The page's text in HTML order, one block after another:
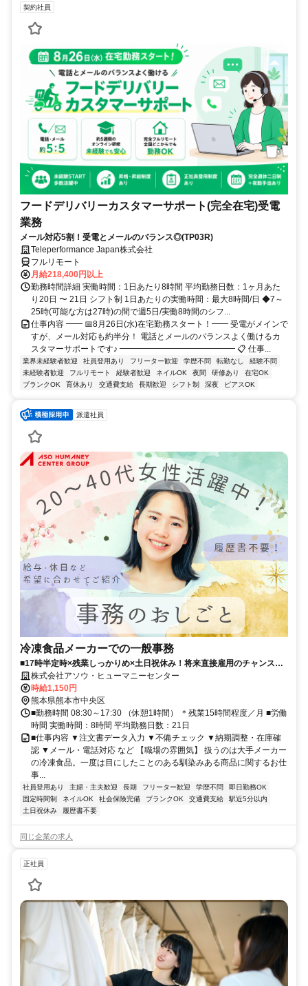
契約社員
フードデリバリーカスタマーサポート(完全在宅)受電
業務
メール対応5割！受電とメールのバランス◎(TP03R)
Teleperformance Japan株式会社
フルリモート
月給218,400円以上
勤務時間詳細 実働時間：1日あたり8時間 平均勤務日数：1ヶ月あた
り20日 〜 21日 シフト制 1日あたりの実働時間：最大8時間/日 ◆7～
25時(可能な方は27時)の間で週5日/実働8時間のシフ...
仕事内容 ━━ 📅8月26日(水)在宅勤務スタート！━━ 受電がメインで
すが、メール対応も約半分！ 電話とメールのバランスよく働けるカ
スタマーサポートです♪ ━━━━━━━━━━━━━━ 📋 仕事...
業界未経験者歓迎 社員登用あり フリーター歓迎 学歴不問 転勤なし
経験不問
未経験者歓迎
フルリモート 経験者歓迎 ネイルOK 夜間 研修あり
在宅OK
ブランクOK
育休あり 交通費支給 長期歓迎 シフト制 深夜 ピアスOK
派遣社員
冷凍食品メーカーでの一般事務
■17時半定時×残業しっかりめ×土日祝休み！将来直接雇用のチャンスあ
り◎大手冷凍食品メーカーで事務サポート■辛島町電停より徒歩5分。う
れしいネイルOKでオシャレも楽しめる♪■身近な食品に関する業務なの
で馴染みやすく、興味を持って取り組めます！少人数チーム×複数名募
集でサポート体制もバツグン◎
株式会社アソウ・ヒューマニーセンター
時給1,150円
熊本県熊本市中央区
■勤務時間 08:30～17:30 （休憩1時間） ＊残業15時間程度／月 ■労働
時間 実働時間：8時間 平均勤務日数：21日
■仕事内容 ▼注文書データ入力 ▼不備チェック ▼納期調整・在庫確
認 ▼メール・電話対応 など 【職場の雰囲気】 扱うのは大手メーカー
の冷凍食品。一度は目にしたことのある馴染みある商品に関するお仕
事...
社員登用あり 主婦・主夫歓迎 長期 フリーター歓迎 学歴不問
即日勤務OK
固定時間制
ネイルOK 社会保険完備 ブランクOK 交通費支給
駅近5分以内
土日祝休み
履歴書不要
同じ企業の求人
正社員